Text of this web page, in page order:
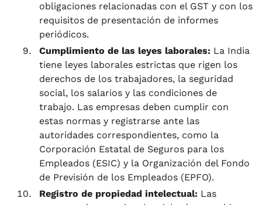
obligaciones relacionadas con el GST y con los
requisitos de presentación de informes
periódicos.
Cumplimiento de las leyes laborales: La India
tiene leyes laborales estrictas que rigen los
derechos de los trabajadores, la seguridad
social, los salarios y las condiciones de
trabajo. Las empresas deben cumplir con
estas normas y registrarse ante las
autoridades correspondientes, como la
Corporación Estatal de Seguros para los
Empleados (ESIC) y la Organización del Fondo
de Previsión de los Empleados (EPFO).
Registro de propiedad intelectual: Las